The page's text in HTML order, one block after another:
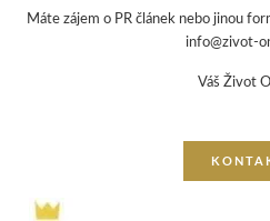
Máte zájem o PR článek nebo jinou
info@zivot-
Váš Život